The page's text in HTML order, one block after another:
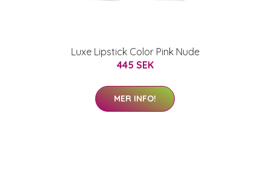
Luxe Lipstick Color Pink Nude
445 SEK
MER INFO!